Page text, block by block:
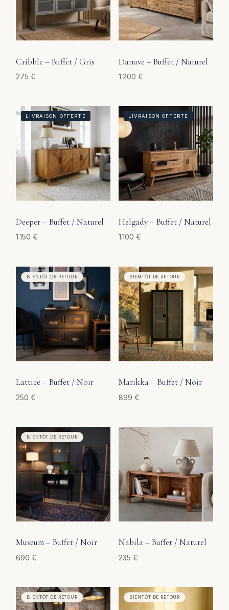
Cribble – Buffet / Gris
275€
Danuve – Buffet / Naturel
1.200 €
LIVRAISON OFFERTE
Deeper – Buffet / Naturel
1.150€
LIVRAISON OFFERTE
Helgady – Buffet / Naturel
1.100 €
Lattice – Buffet / Noir
250€
Marikka – Buffet / Noir
899 €
Museum – Buffet / Noir
690€
Nabila – Buffet / Naturel
235 €